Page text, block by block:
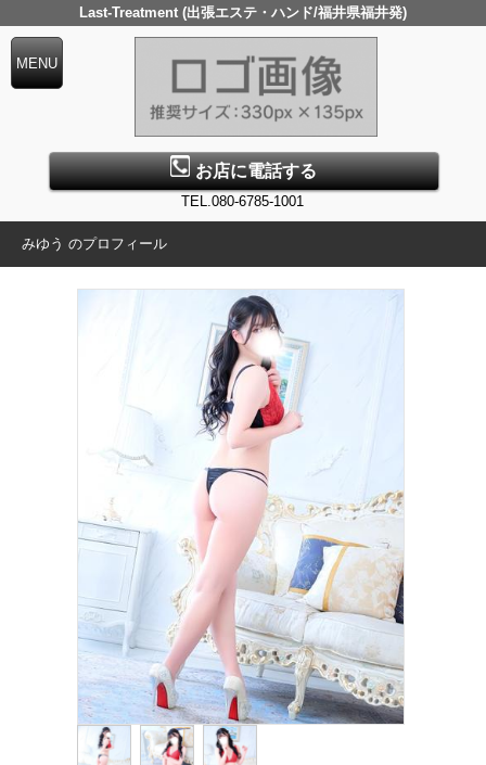
Last-Treatment (出張エステ・ハンド/福井県福井発)
お店に電話する
TEL.080-6785-1001
みゆう のプロフィール